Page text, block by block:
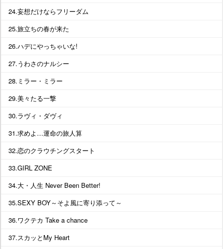
24.妄想だけならフリーダム
25.旅立ちの春が来た
26.ハデにやっちゃいな!
27.うわさのナルシー
28.ミラー・ミラー
29.美々たる一撃
30.ラヴィ・ダヴィ
31.求めよ…運命の旅人算
32.恋のクラウチングスタート
33.GIRL ZONE
34.大・人生 Never Been Better!
35.SEXY BOY～そよ風に寄り添って～
36.ワクテカ Take a chance
37.スカッとMy Heart